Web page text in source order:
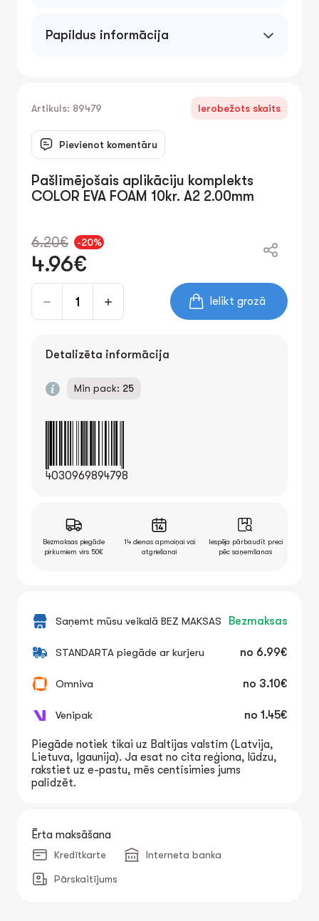
Papildus informācija
Artikuls: 89479 Ierobežots skaits
Pievienot komentāru
Pašlīmējošais aplikāciju komplekts
COLOR EVA FOAM 10kr. A2 2.00mm
6.20€ -20%
4.96€
Ielikt grozā
Detalizēta informācija
Min pack: 25
4030969894798
Bezmaksas piegāde
pirkumiem virs 50€
14 dienas apmaiņai vai
atgriešanai
Iespēja pārbaudīt preci
pēc saņemšanas
Saņemt mūsu veikalā BEZ MAKSAS Bezmaksas
STANDARTA piegāde ar kurjeru no 6.99€
Omniva no 3.10€
Venipak no 1.45€
Piegāde notiek tikai uz Baltijas valstīm (Latvija,
Lietuva, Igaunija). Ja esat no cita reģiona, lūdzu,
rakstiet uz e-pastu, mēs centīsimies jums
palīdzēt.
Ērta maksāšana
Kredītkarte Interneta banka
Pārskaitījums